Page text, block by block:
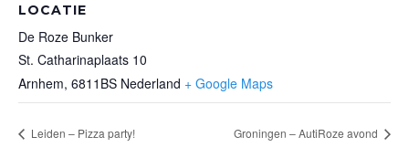
LOCATIE
De Roze Bunker
St. Catharinaplaats 10
Arnhem, 6811BS Nederland + Google Maps
Leiden – Pizza party! Groningen – AutiRoze avond